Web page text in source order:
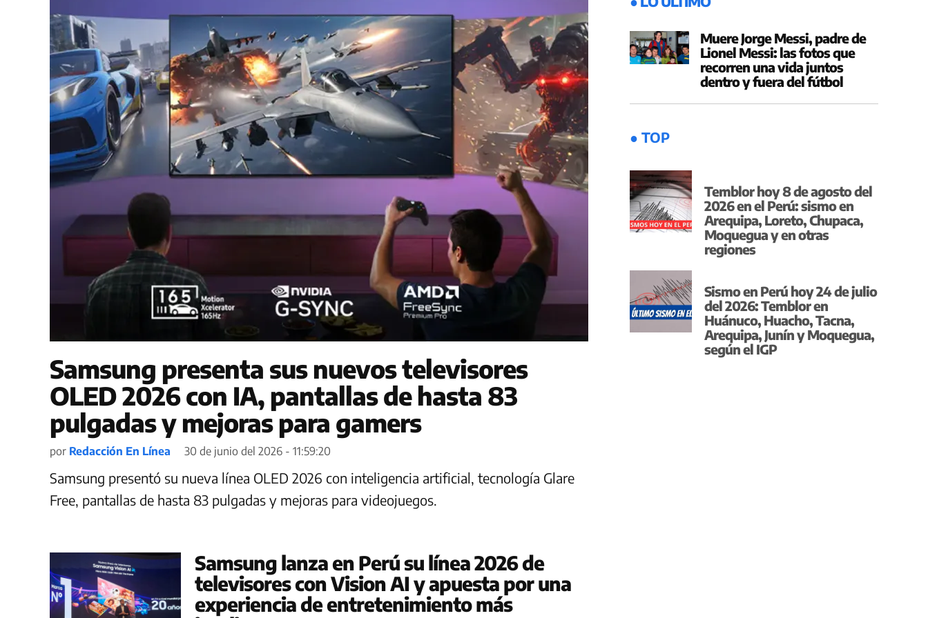
Samsung presenta sus nuevos televisores
OLED 2026 con IA, pantallas de hasta 83
pulgadas y mejoras para gamers
por Redacción En Línea 30 de junio del 2026 - 11:59:20
Samsung presentó su nueva línea OLED 2026 con inteligencia artificial, tecnología Glare
Free, pantallas de hasta 83 pulgadas y mejoras para videojuegos.
Samsung lanza en Perú su línea 2026 de
televisores con Vision AI y apuesta por una
experiencia de entretenimiento más
Muere Jorge Messi, padre de
Lionel Messi: las fotos que
recorren una vida juntos
dentro y fuera del fútbol
● TOP
Temblor hoy 8 de agosto del
2026 en el Perú: sismo en
Arequipa, Loreto, Chupaca,
Moquegua y en otras
regiones
Sismo en Perú hoy 24 de julio
del 2026: Temblor en
Huánuco, Huacho, Tacna,
Arequipa, Junín y Moquegua,
según el IGP